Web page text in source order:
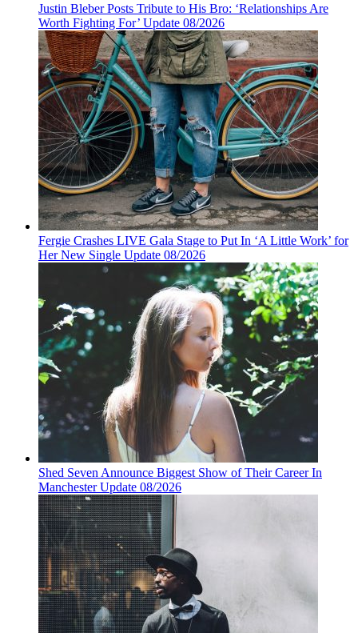
Justin Bleber Posts Tribute to His Bro: ‘Relationships Are
Worth Fighting For’ Update 08/2026
Fergie Crashes LIVE Gala Stage to Put In ‘A Little Work’ for
Her New Single Update 08/2026
Shed Seven Announce Biggest Show of Their Career In
Manchester Update 08/2026